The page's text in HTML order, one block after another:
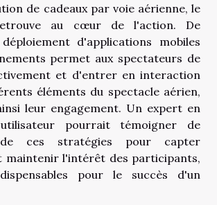
de cadeaux par voie aérienne, le
au cœur de l'action. De
d'applications mobiles
permet aux spectateurs de
et d'entrer en interaction
éléments du spectacle aérien,
leur engagement. Un expert en
utilisateur pourrait témoigner de
ces stratégies pour capter
maintenir l'intérêt des participants,
pour le succès d'un